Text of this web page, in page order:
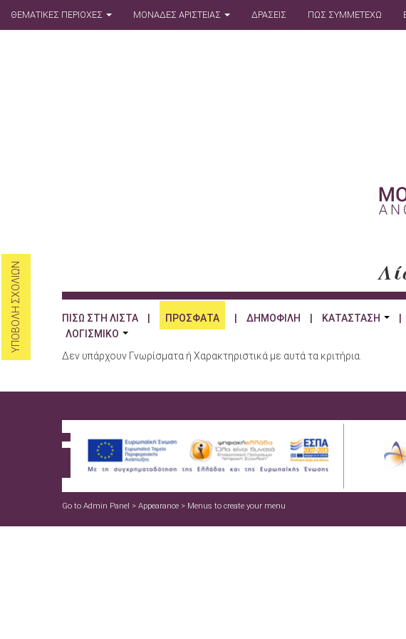
ΘΕΜΑΤΙΚΕΣ ΠΕΡΙΟΧΕΣ ΜΟΝΑΔΕΣ ΑΡΙΣΤΕΙΑΣ ΔΡΑΣΕΙΣ ΠΩΣ ΣΥΜΜΕΤΕΧΩ
ΠΙΣΩ ΣΤΗ ΛΙΣΤΑ ΠΡΟΣΦΑΤΑ ΔΗΜΟΦΙΛΗ ΚΑΤΑΣΤΑΣΗ
ΛΟΓΙΣΜΙΚΟ
Δεν υπάρχουν Γνωρίσματα ή Χαρακτηριστικά με αυτά τα κριτήρια.
Go to Admin Panel > Appearance > Menus to create your menu
ΥΠΟΒΟΛΗ ΣΧΟΛΙΩΝ